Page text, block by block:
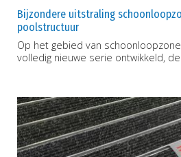
Bijzondere uitstraling
poolstructuur
Op het gebied van
volledig nieuwe serie ontwikkeld, de